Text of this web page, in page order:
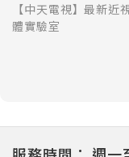
【中天電視】最新
體實驗室